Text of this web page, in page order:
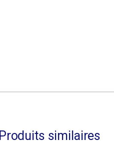
Produits similaires